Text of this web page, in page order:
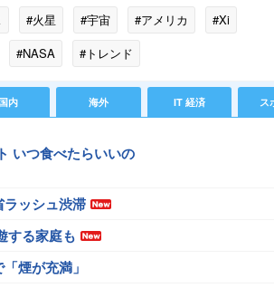
#火星 #宇宙 #アメリカ
#Xi
#NASA #トレンド
国内 海外 IT 経済 ス
いつ食べたらいいの
ッシュ渋滞
する家庭も
煙が充満」